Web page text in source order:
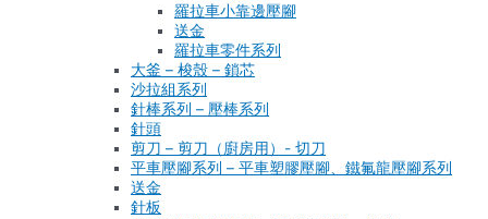
羅拉車小靠邊壓腳
送金
羅拉車零件系列
大釜 – 梭殼 – 鎖芯
沙拉組系列
針棒系列 – 壓棒系列
針頭
剪刀 – 剪刀（廚房用）- 切刀
平車壓腳系列 – 平車塑膠壓腳、鐵氟龍壓腳系列
送金
針板